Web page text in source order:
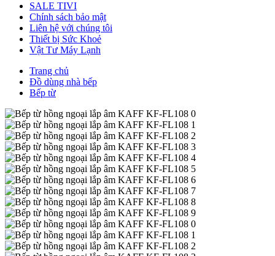
SALE TIVI
Chính sách bảo mật
Liên hệ với chúng tôi
Thiết bị Sức Khoẻ
Vật Tư Máy Lạnh
Trang chủ
Đồ dùng nhà bếp
Bếp từ